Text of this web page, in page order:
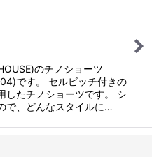
のチノショーツ
です。 セルビッチ付きの
したチノショーツです。 シ
で、どんなスタイルに…